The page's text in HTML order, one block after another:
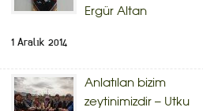
Ergür Altan
1 Aralık 2014
Anlatılan bizim
zeytinimizdir – Utku